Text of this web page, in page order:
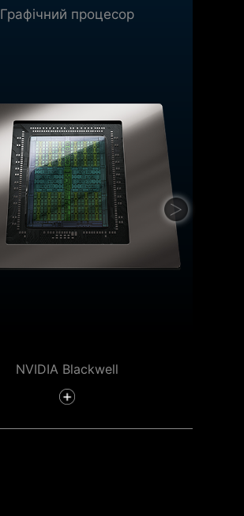
Графічний процесор
NVIDIA Blackwell